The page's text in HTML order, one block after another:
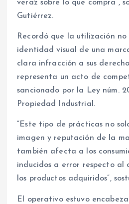
veraz sobre lo que compra”,
Gutiérrez.
Recordó que la utilización
identidad visual de una
clara infracción a sus
representa un acto de
sancionado por la Ley núm.
Propiedad Industrial.
“Este tipo de prácticas no
imagen y reputación de la
también afecta a los
inducidos a error respecto al
los productos adquiridos”,
El operativo estuvo